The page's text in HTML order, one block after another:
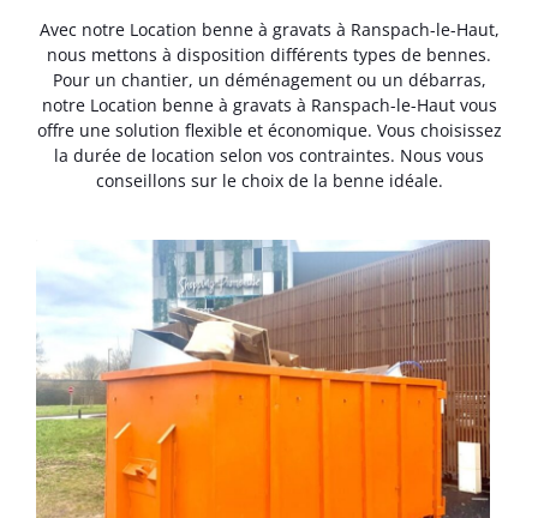
Avec notre Location benne à gravats à Ranspach-le-Haut,
nous mettons à disposition différents types de bennes.
Pour un chantier, un déménagement ou un débarras,
notre Location benne à gravats à Ranspach-le-Haut vous
offre une solution flexible et économique. Vous choisissez
la durée de location selon vos contraintes. Nous vous
conseillons sur le choix de la benne idéale.